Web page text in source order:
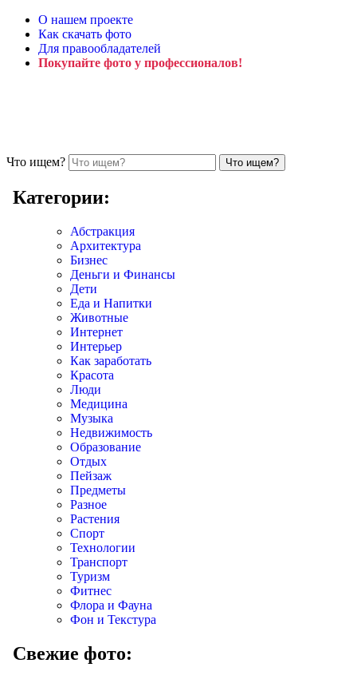
О нашем проекте
Как скачать фото
Для правообладателей
Покупайте фото у профессионалов!
Что ищем?
Категории:
Абстракция
Архитектура
Бизнес
Деньги и Финансы
Дети
Еда и Напитки
Животные
Интернет
Интерьер
Как заработать
Красота
Люди
Медицина
Музыка
Недвижимость
Образование
Отдых
Пейзаж
Предметы
Разное
Растения
Спорт
Технологии
Транспорт
Туризм
Фитнес
Флора и Фауна
Фон и Текстура
Свежие фото: